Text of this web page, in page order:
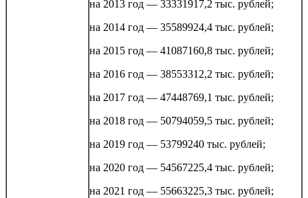
на 2013 год — 33331917,2 тыс. рублей;
на 2014 год — 35589924,4 тыс. рублей;
на 2015 год — 41087160,8 тыс. рублей;
на 2016 год — 38553312,2 тыс. рублей;
на 2017 год — 47448769,1 тыс. рублей;
на 2018 год — 50794059,5 тыс. рублей;
на 2019 год — 53799240 тыс. рублей;
на 2020 год — 54567225,4 тыс. рублей;
на 2021 год — 55663225,3 тыс. рублей;